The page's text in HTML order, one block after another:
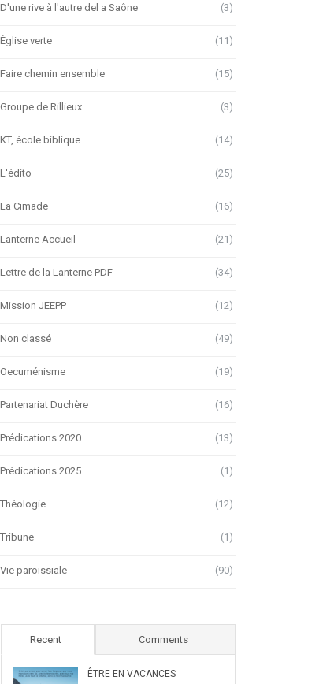
D'une rive à l'autre del a Saône (3)
Église verte (11)
Faire chemin ensemble (15)
Groupe de Rillieux (3)
KT, école biblique… (14)
L'édito (25)
La Cimade (16)
Lanterne Accueil (21)
Lettre de la Lanterne PDF (34)
Mission JEEPP (12)
Non classé (49)
Oecuménisme (19)
Partenariat Duchère (16)
Prédications 2020 (13)
Prédications 2025 (1)
Théologie (12)
Tribune (1)
Vie paroissiale (90)
Recent Comments
ÊTRE EN VACANCES